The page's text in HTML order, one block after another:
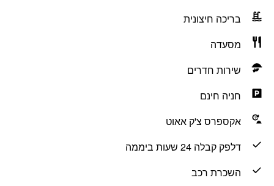
בריכה חיצונית
מסעדה
שירות חדרים
חניה חינם
אקספרס צ'ק אאוט
דלפק קבלה 24 שעות ביממה
השכרת רכב